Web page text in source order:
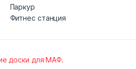
Паркур
Фитнес станция
доски для МАФ.